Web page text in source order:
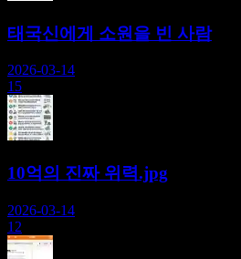
태국신에게 소원을 빈 사람
2026-03-14
15
10억의 진짜 위력.jpg
2026-03-14
12